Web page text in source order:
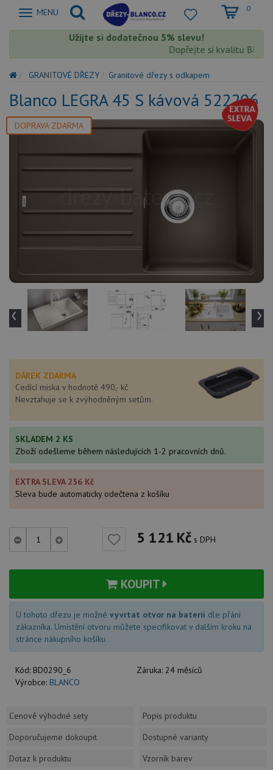
Zobrazit
MENU 0
Užijte si dodatečnou 5% slevu!
Dopřejte si kvalitu Blanco
GRANITOVÉ DŘEZY Granitové dřezy s odkapem
Blanco LEGRA 45 S kávová 522206
DOPRAVA ZDARMA
‹ ›
DÁREK ZDARMA
Cedící miska v hodnotě 490,- kč
Nevztahuje se k zvýhodněným setům.
SKLADEM 2 KS
Zboží odešleme během následujících 1-2 pracovních dnů.
EXTRA SLEVA 256 Kč
Sleva bude automaticky odečtena z košíku
5 121 Kč s DPH
KOUPIT
U tohoto dřezu je možné vyvrtat otvor na baterii dle přání
zákazníka. Umístění otvoru můžete specifikovat v dalším kroku na
stránce nákupního košíku.
Kód: BD0290_6 Záruka: 24 měsíců
Výrobce: BLANCO
Cenově výhodné sety
Popis produktu
Doporučujeme dokoupit
Dostupné varianty
Dotaz k produktu
Vzorník barev